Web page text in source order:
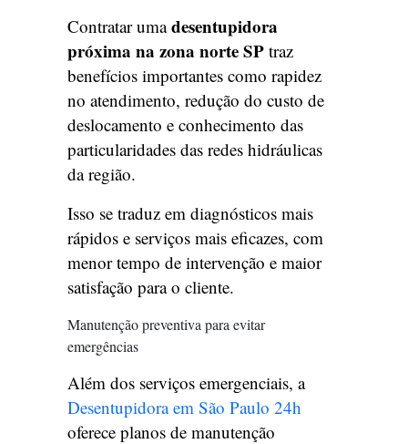
Contratar umadesentupidora
próxima na zona norte SP traz
benefícios importantes como rapidez
no atendimento, redução do custo de
deslocamento e conhecimento das
particularidades das redes hidráulicas
da região.
Isso se traduz em diagnósticos mais
rápidos e serviços mais eficazes, com
menor tempo de intervenção e maior
satisfação para o cliente.
Manutenção preventiva para evitar
emergências
Além dos serviços emergenciais, a
Desentupidora em São Paulo 24h
oferece planos de manutenção